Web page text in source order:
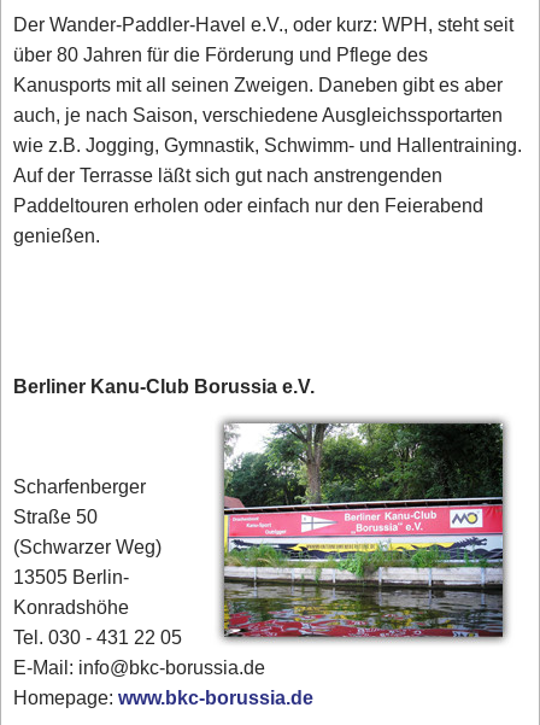
Der Wander-Paddler-Havel e.V., oder kurz: WPH, steht seit
über 80 Jahren für die Förderung und Pflege des
Kanusports mit all seinen Zweigen. Daneben gibt es aber
auch, je nach Saison, verschiedene Ausgleichssportarten
wie z.B. Jogging, Gymnastik, Schwimm- und Hallentraining.
Auf der Terrasse läßt sich gut nach anstrengenden
Paddeltouren erholen oder einfach nur den Feierabend
genießen.
Berliner Kanu-Club Borussia e.V.
Scharfenberger
Straße 50
(Schwarzer Weg)
13505 Berlin-
Konradshöhe
Tel. 030 - 431 22 05
E-Mail: info@bkc-borussia.de
Homepage:www.bkc-borussia.de